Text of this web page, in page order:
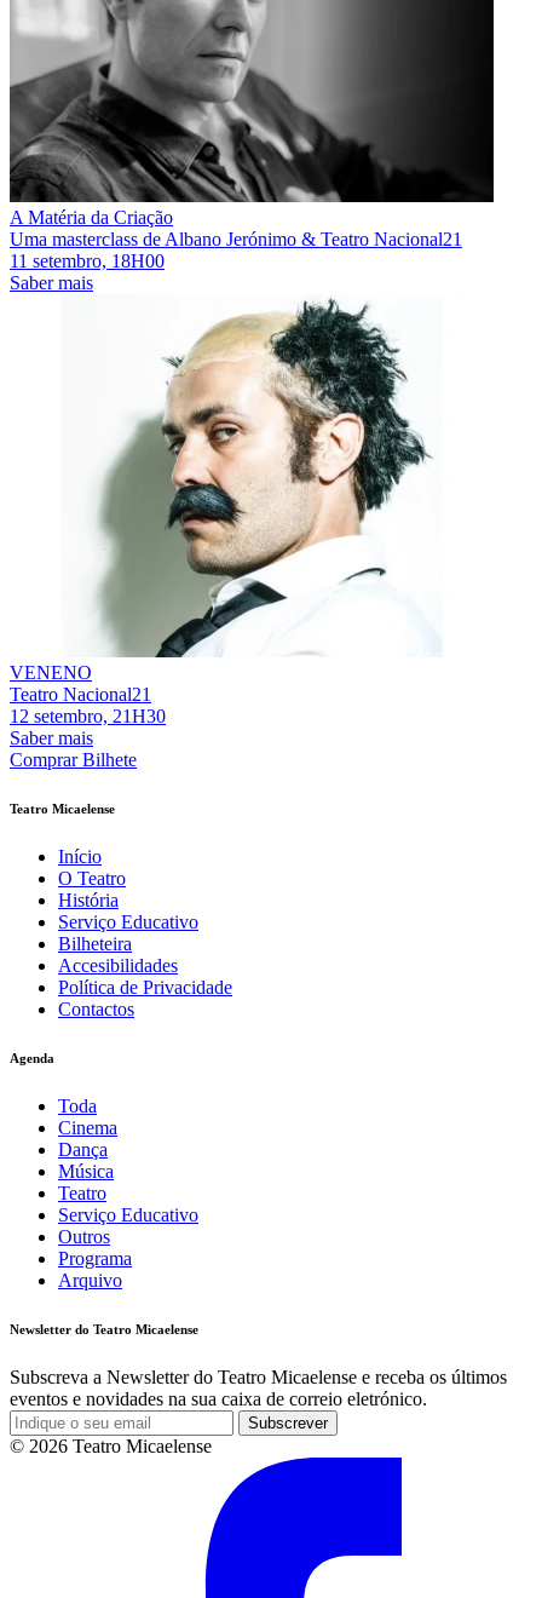
A Matéria da Criação
Uma masterclass de Albano Jerónimo & Teatro Nacional21
11 setembro, 18H00
Saber mais
VENENO
Teatro Nacional21
12 setembro, 21H30
Saber mais
Comprar Bilhete
Teatro Micaelense
Início
O Teatro
História
Serviço Educativo
Bilheteira
Accesibilidades
Política de Privacidade
Contactos
Agenda
Toda
Cinema
Dança
Música
Teatro
Serviço Educativo
Outros
Programa
Arquivo
Newsletter do Teatro Micaelense
Subscreva a Newsletter do Teatro Micaelense e receba os últimos
eventos e novidades na sua caixa de correio eletrónico.
Subscrever
© 2026 Teatro Micaelense